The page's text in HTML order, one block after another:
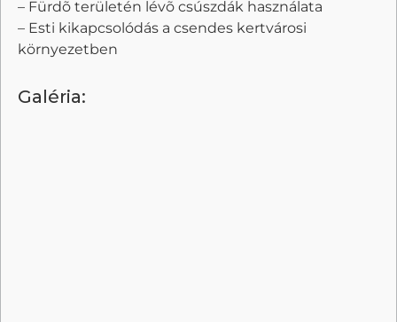
– Fürdõ területén lévõ csúszdák használata
– Esti kikapcsolódás a csendes kertvárosi
környezetben
Galéria: